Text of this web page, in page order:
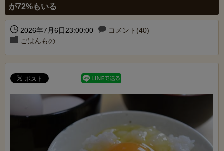
が72%もいる
2026年7月6日23:00:00
コメント(40)
ごはんもの